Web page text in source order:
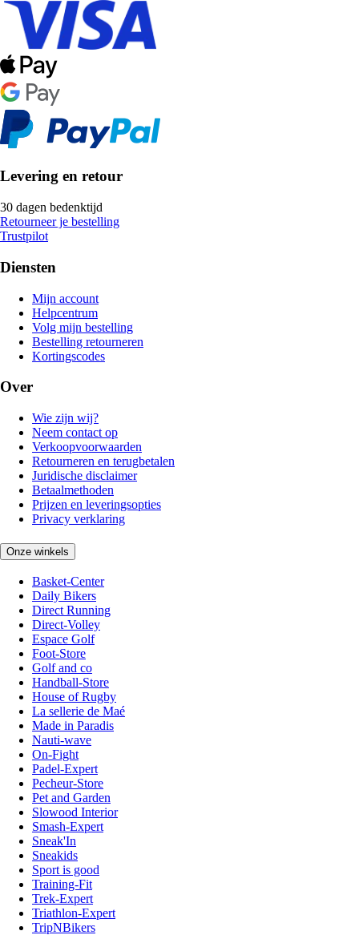
Levering en retour
30 dagen bedenktijd
Retourneer je bestelling
Trustpilot
Diensten
Mijn account
Helpcentrum
Volg mijn bestelling
Bestelling retourneren
Kortingscodes
Over
Wie zijn wij?
Neem contact op
Verkoopvoorwaarden
Retourneren en terugbetalen
Juridische disclaimer
Betaalmethoden
Prijzen en leveringsopties
Privacy verklaring
Onze winkels
Basket-Center
Daily Bikers
Direct Running
Direct-Volley
Espace Golf
Foot-Store
Golf and co
Handball-Store
House of Rugby
La sellerie de Maé
Made in Paradis
Nauti-wave
On-Fight
Padel-Expert
Pecheur-Store
Pet and Garden
Slowood Interior
Smash-Expert
Sneak'In
Sneakids
Sport is good
Training-Fit
Trek-Expert
Triathlon-Expert
TripNBikers